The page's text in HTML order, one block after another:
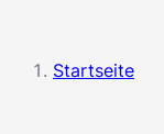
Startseite